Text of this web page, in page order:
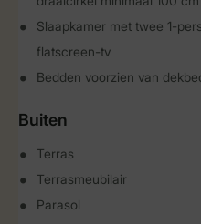
Slaapkamer met twee 1-
flatscreen-tv
Bedden voorzien van
Buiten
Terras
Terrasmeubilair
Parasol